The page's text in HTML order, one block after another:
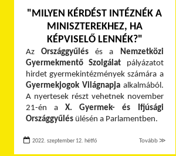
"MILYEN KÉRDÉST INTÉZNÉK A
MINISZTEREKHEZ, HA
KÉPVISELŐ LENNÉK?"
Az Országgyűlésés a Nemzetközi
Gyermekmentő Szolgálat pályázatot
hirdet gyermekintézmények számára a
Gyermekjogok Világnapjaalkalmából.
A nyertesek részt vehetnek november
21-én a X. Gyermek- és Ifjúsági
Országgyűlésülésén a Parlamentben.
2022. szeptember 12. hétfő Tovább ≫